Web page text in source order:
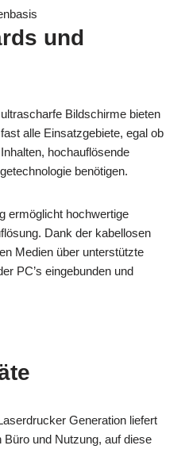
und
Bildschirme bieten
alle Einsatzgebiete, egal ob
hochauflösende
benötigen.
ermöglicht hochwertige
Dank der kabellosen
Medien über unterstützte
PC’s eingebunden und
Generation liefert
und Nutzung, auf diese